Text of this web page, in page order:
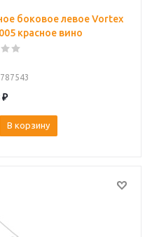
боковое левое Vortex
красное вино
₽
В корзину